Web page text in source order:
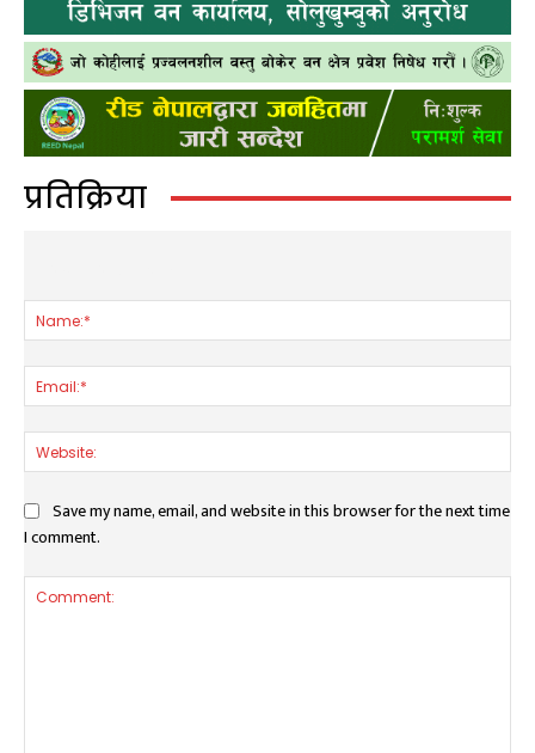
प्रतिक्रिया
Save my name, email, and website in this browser for the next time
I comment.